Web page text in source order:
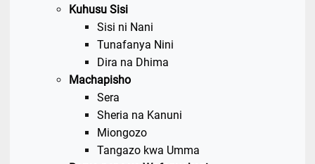
Kuhusu Sisi
Sisi ni Nani
Tunafanya Nini
Dira na Dhima
Machapisho
Sera
Sheria na Kanuni
Miongozo
Tangazo kwa Umma